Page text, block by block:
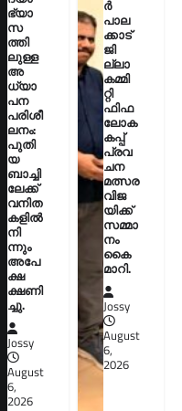
ഭ്യാ
സ
ത്തി
ലുള്ള
അ
ധ്യാ
പന
പരിശീ
ലനം:
പുതി
യ
ബാച്ചി
ലേക്ക്
വനിത
കളിൽ
നി
ന്നും
അപേ
ക്ഷ
ക്ഷണി
ച്ചു.
Jossy
August
6,
2026
ർ
പാല
ക്കാട്
ജി
ല്ലാ
കമ്മി
റ്റി
ഫിഫ
ലോക
കപ്പ്
പ്രവ
ചന
മത്സര
വിജ
യിക്ക്
സമ്മാ
നം
കൈ
മാറി.
Jossy
August
6,
2026